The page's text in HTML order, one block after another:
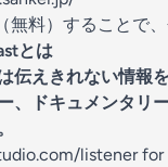
無料）することで
とは
伝えきれない情報
、ドキュメンタリ
listenerfor